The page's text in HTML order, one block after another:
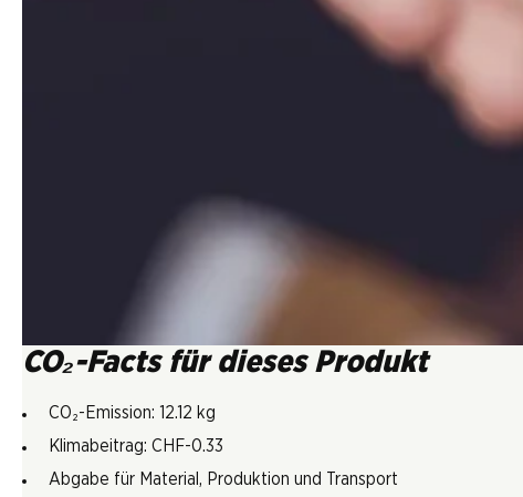
CO₂-Facts für dieses Produkt
CO₂-Emission: 12.12 kg
Klimabeitrag: CHF-0.33
Abgabe für Material, Produktion und Transport